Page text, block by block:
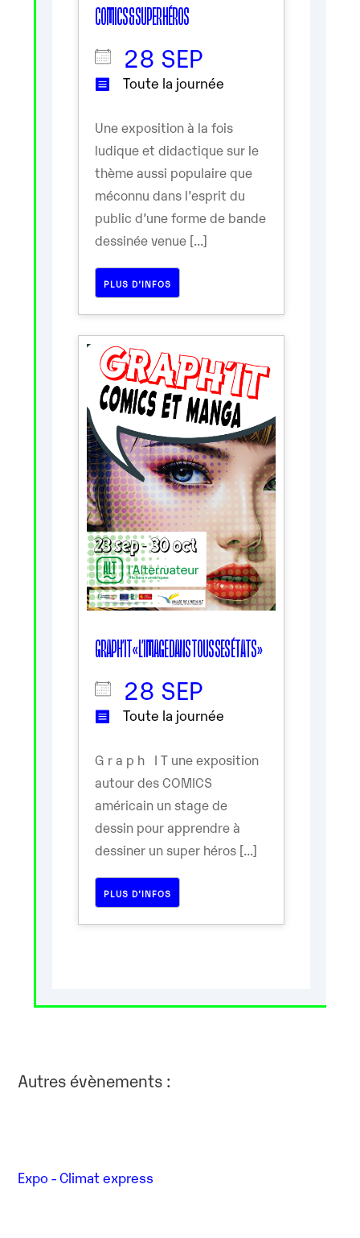
COMICS & SUPER HÉROS
28 SEP
Toute la journée
Une exposition à la fois
ludique et didactique sur le
thème aussi populaire que
méconnu dans l’esprit du
public d’une forme de bande
dessinée venue [...]
PLUS D’INFOS
GRAPH’IT « L’IMAGE DANS TOUS SES ÉTATS »
28 SEP
Toute la journée
G r a p h I T une exposition
autour des COMICS
américain un stage de
dessin pour apprendre à
dessiner un super héros [...]
PLUS D’INFOS
Autres évènements :
Expo - Climat express